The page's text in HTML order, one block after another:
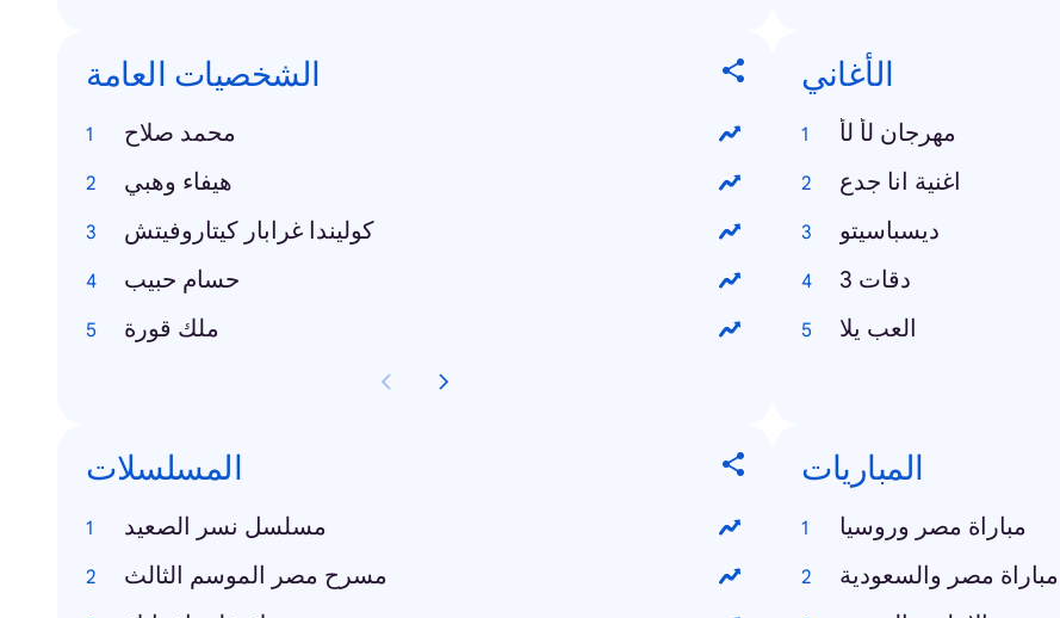
الشخصيات العامة
محمد صلاح
هيفاء وهبي
كوليندا غرابار كيتاروفيتش
حسام حبيب
ملك قورة
الأغاني
مهرجان لأ لأ
اغنية انا جدع
ديسباسيتو
3 دقات
العب يلا
المسلسلات
مسلسل نسر الصعيد
مسرح مصر الموسم الثالث
المباريات
مباراة مصر وروسيا
مباراة مصر والسعودية